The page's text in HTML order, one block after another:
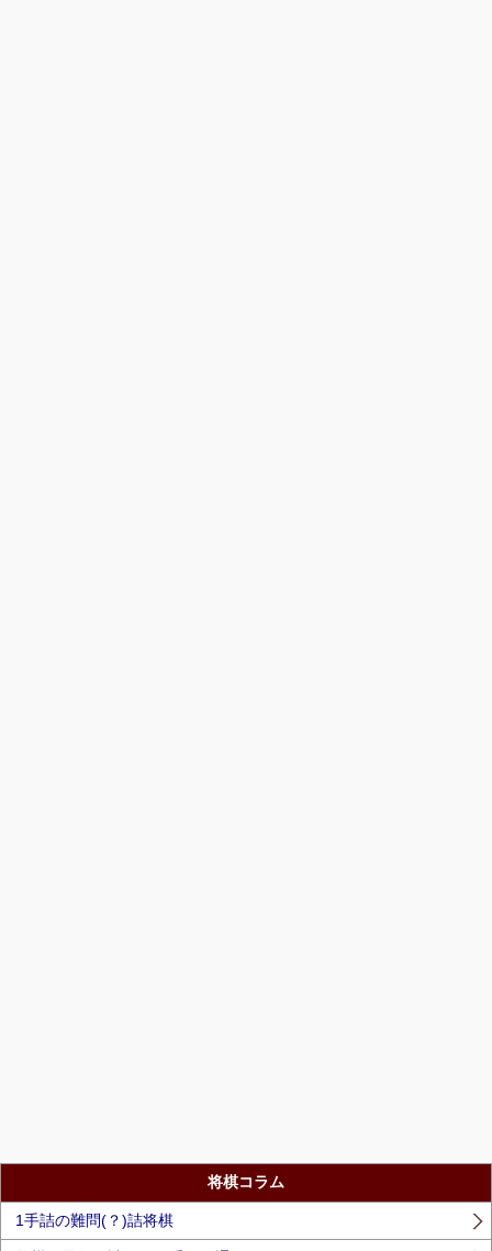
将棋コラム
1手詰の難問(？)詰将棋